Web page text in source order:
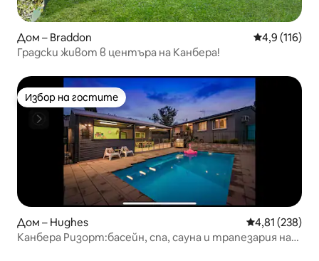
Дом – Braddon Средна
4,9 (116)
Градски живот в центъра на Канбера!
Избор на гостите
Избор на гостите
Дом – Hughes Средна
4,81 (238)
Канбера Ризорт:басейн, спа, сауна и трапезария на